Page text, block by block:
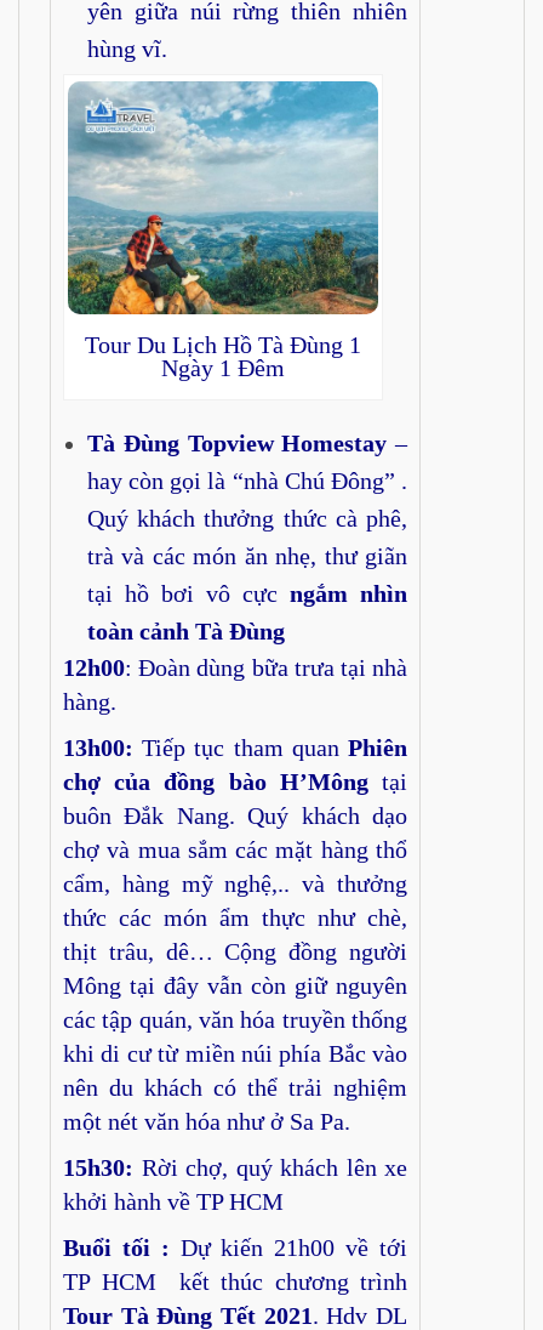
yên giữa núi rừng thiên nhiên
hùng vĩ.
Tour Du Lịch Hồ Tà Đùng 1
Ngày 1 Đêm
Tà Đùng Topview Homestay–
hay còn gọi là “nhà Chú Đông” .
Quý khách thưởng thức cà phê,
trà và các món ăn nhẹ, thư giãn
tại hồ bơi vô cực ngắm nhìn
toàn cảnh Tà Đùng
12h00: Đoàn dùng bữa trưa tại nhà
hàng.
13h00:Tiếp tục tham quanPhiên
chợ của đồng bào H’Môngtại
buôn Đắk Nang. Quý khách dạo
chợ và mua sắm các mặt hàng thổ
cẩm, hàng mỹ nghệ,.. và thưởng
thức các món ẩm thực như chè,
thịt trâu, dê… Cộng đồng người
Mông tại đây vẫn còn giữ nguyên
các tập quán, văn hóa truyền thống
khi di cư từ miền núi phía Bắc vào
nên du khách có thể trải nghiệm
một nét văn hóa như ở Sa Pa.
15h30: Rời chợ, quý khách lên xe
khởi hành về TP HCM
Buổi tối : Dự kiến 21h00 về tới
TP HCM kết thúc chương trình
Tour Tà Đùng Tết 2021. Hdv DL